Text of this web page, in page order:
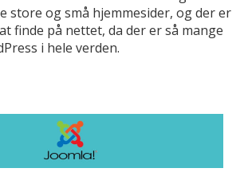
store og små hjemmesider, og der er
finde på nettet, da der er så mange
i hele verden.